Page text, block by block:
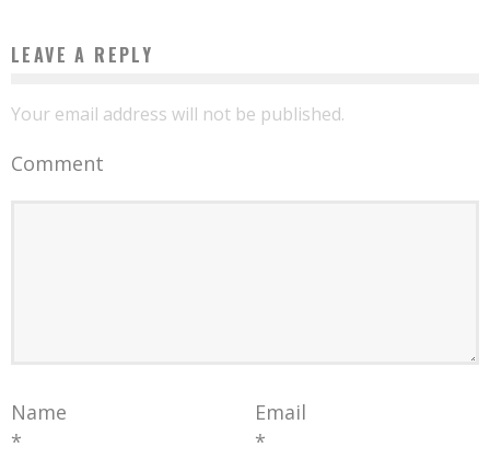
LEAVE A REPLY
Your email address will not be published.
Comment
Name
*
Email
*